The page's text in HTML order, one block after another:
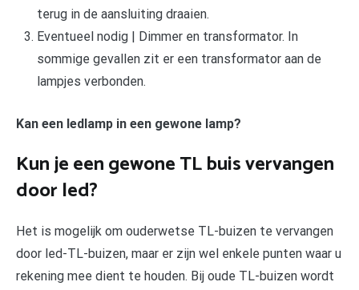
terug in de aansluiting draaien.
Eventueel nodig | Dimmer en transformator. In
sommige gevallen zit er een transformator aan de
lampjes verbonden.
Kan een ledlamp in een gewone lamp?
Kun je een gewone TL buis vervangen
door led?
Het is mogelijk om ouderwetse TL-buizen te vervangen
door led-TL-buizen, maar er zijn wel enkele punten waar u
rekening mee dient te houden. Bij oude TL-buizen wordt